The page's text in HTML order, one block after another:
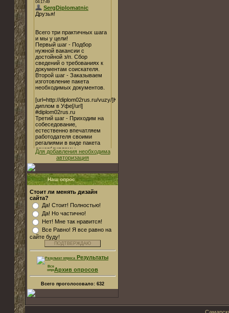
Для добавления необходима
авторизация
Наш опрос
Стоит ли менять дизайн
сайта?
Да! Стоит! Полностью!
Да! Но частично!
Нет! Мне так нравится!
Все Равно! Я все равно на
сайте буду!
Результаты
Архив опросов
Всего проголосовало: 632